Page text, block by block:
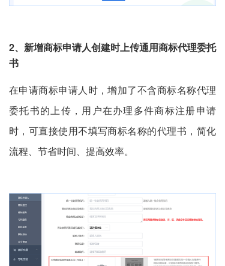
2、新增商标申请人创建时上传通用商标代理委托
书
在申请商标申请人时，增加了不含商标名称代理
委托书的上传，用户在办理多件商标注册申请
时，可直接使用不填写商标名称的代理书，简化
流程、节省时间、提高效率。